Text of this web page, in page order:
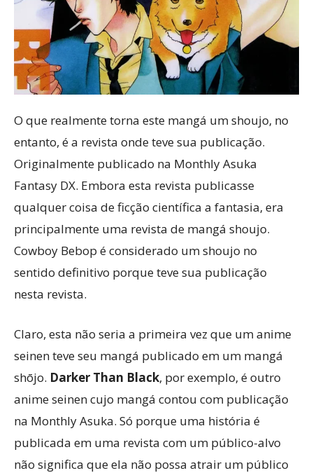
O que realmente torna este mangá um shoujo, no
entanto, é a revista onde teve sua publicação.
Originalmente publicado na Monthly Asuka
Fantasy DX. Embora esta revista publicasse
qualquer coisa de ficção científica a fantasia, era
principalmente uma revista de mangá shoujo.
Cowboy Bebop é considerado um shoujo no
sentido definitivo porque teve sua publicação
nesta revista.
Claro, esta não seria a primeira vez que um anime
seinen teve seu mangá publicado em um mangá
shōjo. Darker Than Black, por exemplo, é outro
anime seinen cujo mangá contou com publicação
na Monthly Asuka. Só porque uma história é
publicada em uma revista com um público-alvo
não significa que ela não possa atrair um público